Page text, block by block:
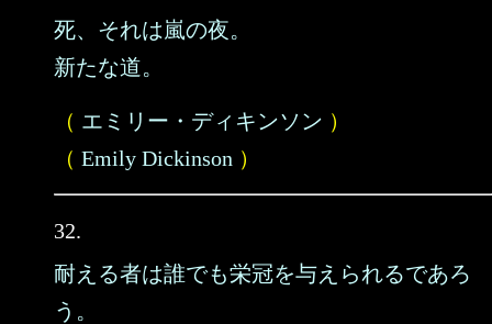
死、それは嵐の夜。
新たな道。
（ エミリー・ディキンソン ）
（ Emily Dickinson ）
32.
耐える者は誰でも栄冠を与えられるであろ
う。